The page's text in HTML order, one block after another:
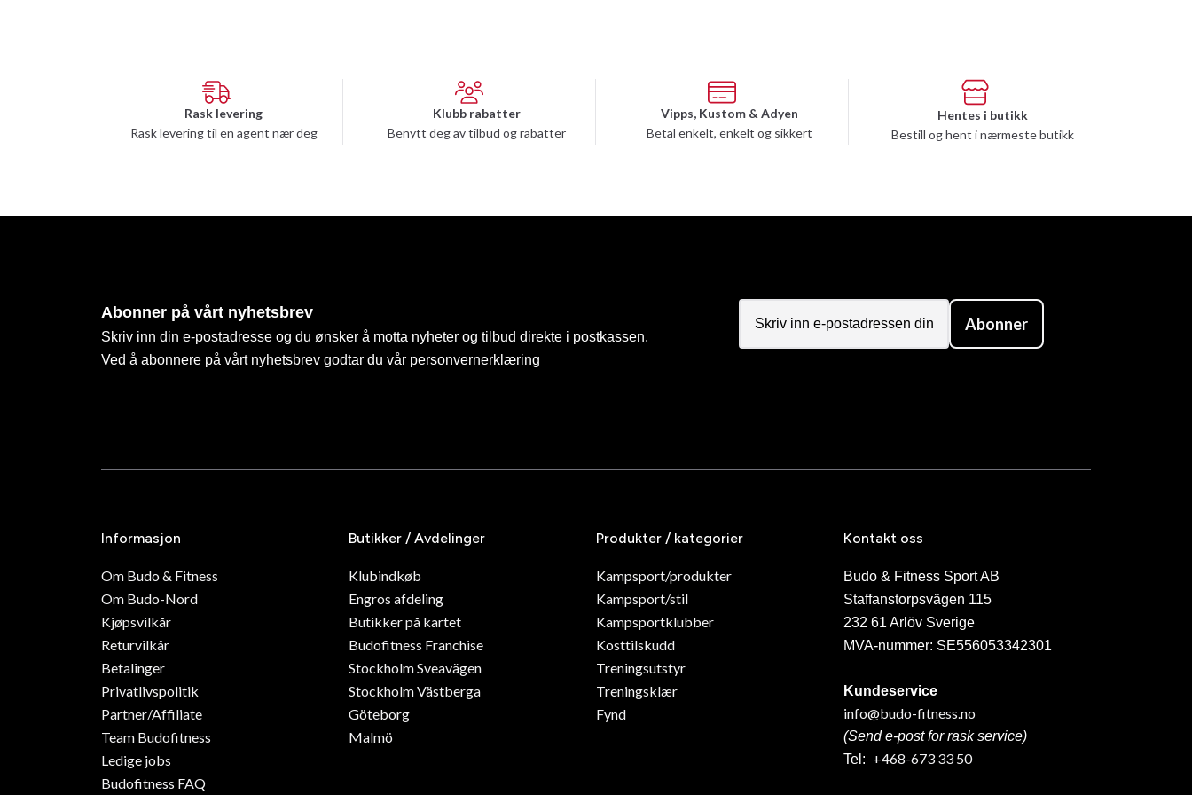
Rask levering
Rask levering til en agent nær deg
Klubb rabatter
Benytt deg av tilbud og rabatter
Vipps, Kustom & Adyen
Betal enkelt, enkelt og sikkert
Hentes i butikk
Bestill og hent i nærmeste butikk
Abonner på vårt nyhetsbrev
Skriv inn din e-postadresse og du ønsker å motta nyheter og tilbud direkte i postkassen.
Ved å abonnere på vårt nyhetsbrev godtar du vår personvernerklæring
Abonner
Informasjon
Om Budo & Fitness
Om Budo-Nord
Kjøpsvilkår
Returvilkår
Betalinger
Privatlivspolitik
Partner/Affiliate
Team Budofitness
Ledige jobs
Budofitness FAQ
Butikker / Avdelinger
Klubindkøb
Engros afdeling
Butikker på kartet
Budofitness Franchise
Stockholm Sveavägen
Stockholm Västberga
Göteborg
Malmö
Produkter / kategorier
Kampsport/produkter
Kampsport/stil
Kampsportklubber
Kosttilskudd
Treningsutstyr
Treningsklær
Fynd
Kontakt oss
Budo & Fitness Sport AB
Staffanstorpsvägen 115
232 61 Arlöv Sverige
MVA-nummer: SE556053342301
Kundeservice
info@budo-fitness.no
(Send e-post for rask service)
Tel: +468-673 33 50